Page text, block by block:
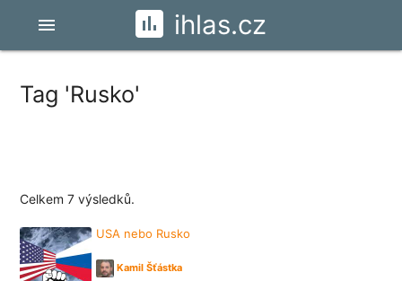
ihlas.cz
menu
Tag 'Rusko'
Celkem 7 výsledků.
USA nebo Rusko
Kamil Šťástka